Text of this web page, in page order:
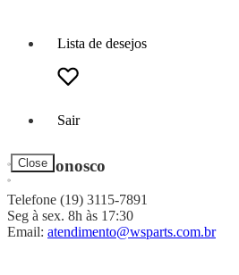
Lista de desejos
Sair
Close
Fale Conosco
Telefone (19) 3115-7891
Seg à sex. 8h às 17:30
Email: atendimento@wsparts.com.br